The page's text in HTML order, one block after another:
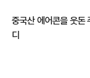
중국산 에어콘을 웃돈
디